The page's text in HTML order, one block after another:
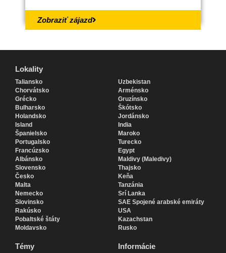
Zobraziť zájazd
Lokality
Taliansko
Chorvátsko
Grécko
Bulharsko
Holandsko
Island
Španielsko
Portugalsko
Francúzsko
Albánsko
Slovensko
Česko
Malta
Nemecko
Slovinsko
Rakúsko
Pobaltské štáty
Moldavsko
Uzbekistan
Arménsko
Gruzínsko
Škótsko
Jordánsko
India
Maroko
Turecko
Egypt
Maldivy (Maledivy)
Thajsko
Keňa
Tanzánia
Srí Lanka
SAE Spojené arabské emiráty
USA
Kazachstan
Rusko
Témy Informácie